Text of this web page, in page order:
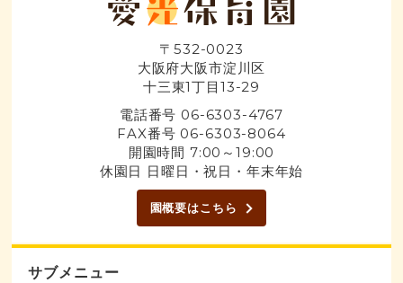
〒532-0023
大阪府大阪市淀川区
十三東1丁目13-29
電話番号 06-6303-4767
FAX番号 06-6303-8064
開園時間 7:00～19:00
休園日 日曜日・祝日・年末年始
園概要はこちら
サブメニュー